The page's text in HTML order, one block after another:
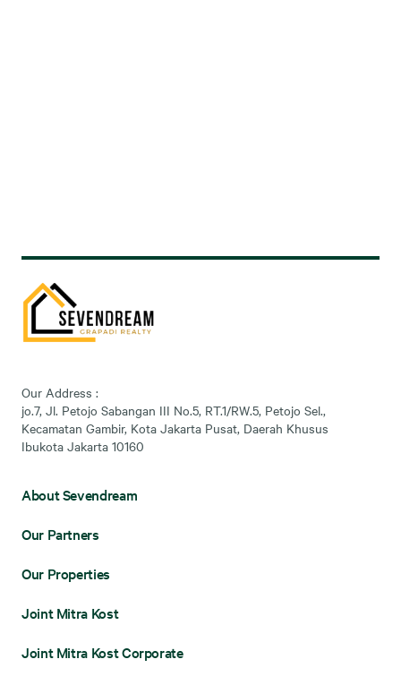
Our Address :
jo.7, Jl. Petojo Sabangan III No.5, RT.1/RW.5, Petojo Sel.,
Kecamatan Gambir, Kota Jakarta Pusat, Daerah Khusus
Ibukota Jakarta 10160
About Sevendream
Our Partners
Our Properties
Joint Mitra Kost
Joint Mitra Kost Corporate